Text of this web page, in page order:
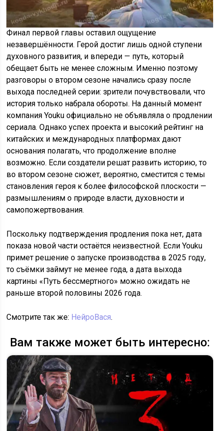
Финал первой главы оставил ощущение
незавершённости. Герой достиг лишь одной ступени
духовного развития, и впереди — путь, который
обещает быть не менее сложным. Именно поэтому
разговоры о втором сезоне начались сразу после
выхода последней серии: зрители почувствовали, что
история только набрала обороты. На данный момент
компания Youku официально не объявляла о продлении
сериала. Однако успех проекта и высокий рейтинг на
китайских и международных платформах дают
основания полагать, что продолжение вполне
возможно. Если создатели решат развить историю, то
во втором сезоне сюжет, вероятно, сместится с темы
становления героя к более философской плоскости —
размышлениям о природе власти, духовности и
самопожертвования.
Поскольку подтверждения продления пока нет, дата
показа новой части остаётся неизвестной. Если Youku
примет решение о запуске производства в 2025 году,
то съёмки займут не менее года, а дата выхода
картины «Путь бессмертного» можно ожидать не
раньше второй половины 2026 года.
Смотрите так же: НейроВася.
Вам также может быть интересно: